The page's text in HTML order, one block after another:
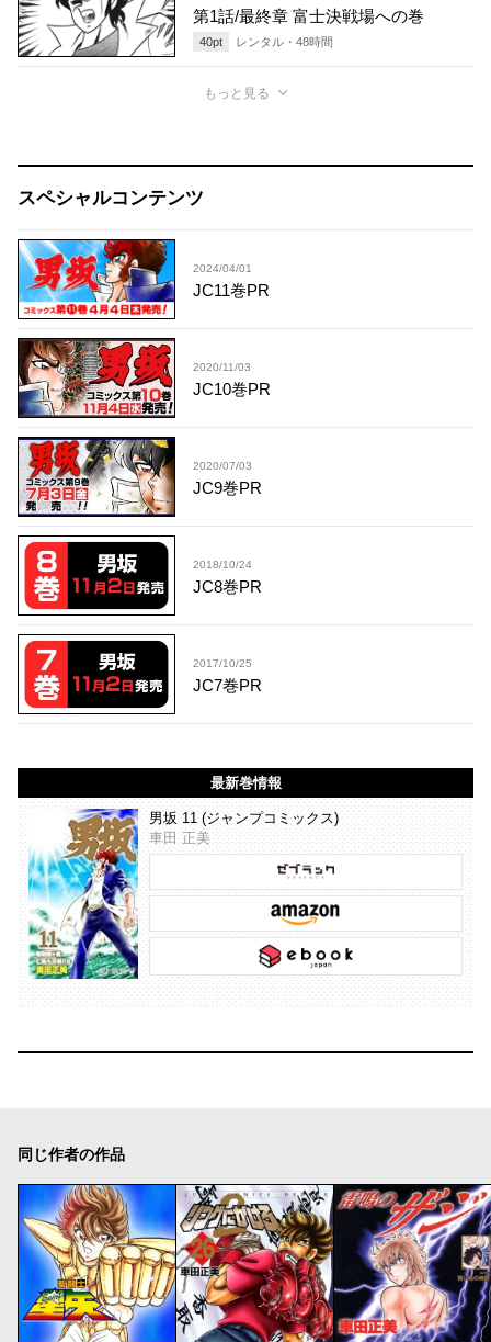
第1話/最終章 富士決戦場への巻
40pt レンタル・ 48時間
もっと見る
スペシャルコンテンツ
2024/04/01
JC11巻PR
2020/11/03
JC10巻PR
2020/07/03
JC9巻PR
2018/10/24
JC8巻PR
2017/10/25
JC7巻PR
最新巻情報
男坂 11 (ジャンプコミックス)
車田 正美
同じ作者の作品